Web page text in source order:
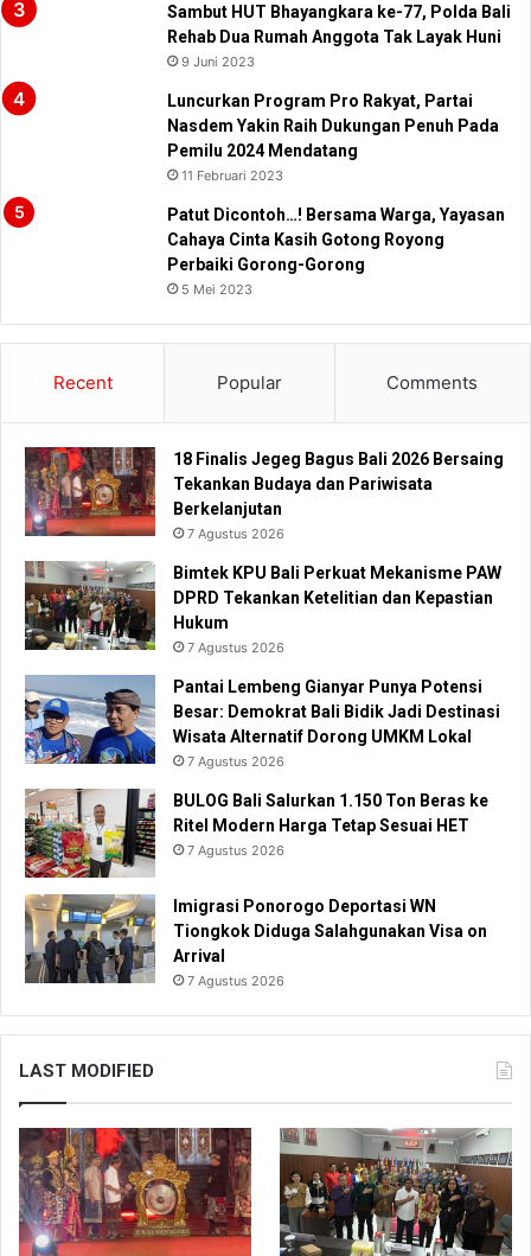
Sambut HUT Bhayangkara ke-77, Polda Bali
Rehab Dua Rumah Anggota Tak Layak Huni
9 Juni 2023
Luncurkan Program Pro Rakyat, Partai
Nasdem Yakin Raih Dukungan Penuh Pada
Pemilu 2024 Mendatang
11 Februari 2023
Patut Dicontoh…! Bersama Warga, Yayasan
Cahaya Cinta Kasih Gotong Royong
Perbaiki Gorong-Gorong
5 Mei 2023
Recent Popular Comments
18 Finalis Jegeg Bagus Bali 2026 Bersaing
Tekankan Budaya dan Pariwisata
Berkelanjutan
7 Agustus 2026
Bimtek KPU Bali Perkuat Mekanisme PAW
DPRD Tekankan Ketelitian dan Kepastian
Hukum
7 Agustus 2026
Pantai Lembeng Gianyar Punya Potensi
Besar: Demokrat Bali Bidik Jadi Destinasi
Wisata Alternatif Dorong UMKM Lokal
7 Agustus 2026
BULOG Bali Salurkan 1.150 Ton Beras ke
Ritel Modern Harga Tetap Sesuai HET
7 Agustus 2026
Imigrasi Ponorogo Deportasi WN
Tiongkok Diduga Salahgunakan Visa on
Arrival
7 Agustus 2026
LAST MODIFIED